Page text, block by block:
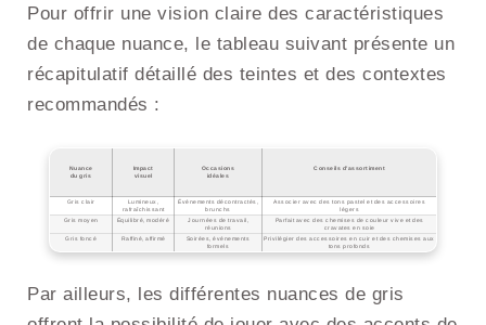
Pour offrir une vision claire des caractéristiques
de chaque nuance, le tableau suivant présente un
récapitulatif détaillé des teintes et des contextes
recommandés :
Nuance
du gris
Impact
visuel
Occasions
idéales
Conseils d’assortiment
Gris clair
Lumineux,
rafraîchissant
Événements décontractés,
brunchs
Associer avec des tons pastel et des accessoires
légers
Gris moyen
Équilibré, modéré
Journées de travail,
réunions
Parfait avec des chemises de couleur vive et des
cravates en soie
Gris foncé
Raffiné, affirmé
Soirées, événements
formels
Privilégier des accessoires en cuir et des chemises aux
tons profonds
Par ailleurs, les différentes nuances de gris